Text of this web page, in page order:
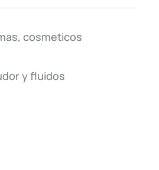
cosmeticos
y fluidos